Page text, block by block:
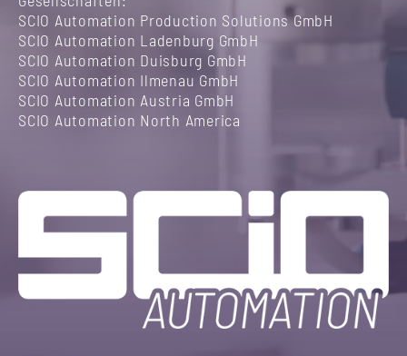
SCIO Automation Production Solutions GmbH
SCIO Automation Ladenburg GmbH
SCIO Automation Duisburg GmbH
SCIO Automation Ilmenau GmbH
SCIO Automation Austria GmbH
SCIO Automation North America